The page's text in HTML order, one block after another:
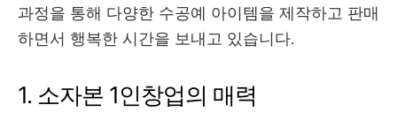
과정을 통해 다양한 수공예 아이템을 제작하고 판매
하면서 행복한 시간을 보내고 있습니다.
1. 소자본 1인창업의 매력